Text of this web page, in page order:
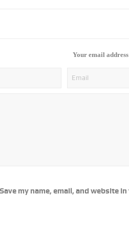
Your email
Save my name, email, and website